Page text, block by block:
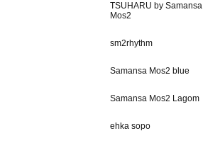
TSUHARU by Samansa
Mos2
sm2rhythm
Samansa Mos2 blue
Samansa Mos2 Lagom
ehka sopo